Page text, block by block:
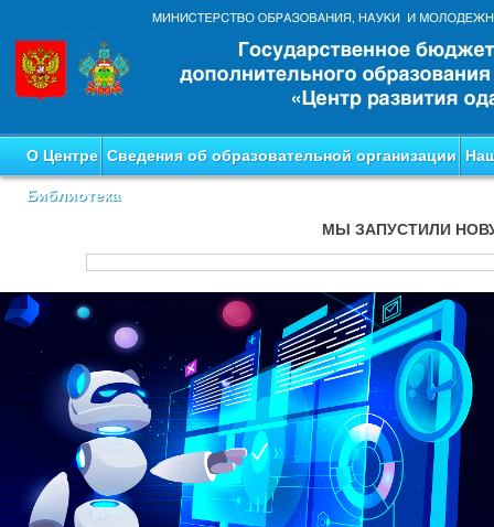
О Центре Сведения об образовательной организации
Библиотека
МЫ ЗАПУСТИЛИ